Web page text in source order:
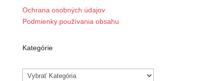
Ochrana osobných údajov
Podmienky používania obsahu
Kategórie
Kategórie